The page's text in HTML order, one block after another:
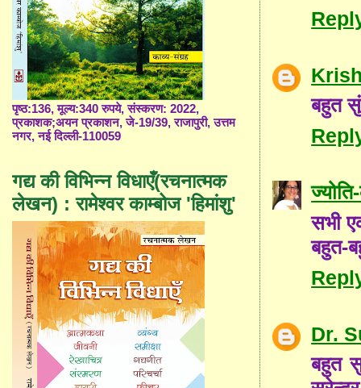
बहुत
सभी
बहुत-
Dr.
बहुत
पृष्ठ:136, मूल्य:340 रुपये, संस्करण: 2022,
प्रकाशक;अयन प्रकाशन, जे-19/39, राजापुरी, उत्तम
नगर, नई दिल्ली-110059
गद्य की विभिन्न विधाएँ(रचनात्मक
लेखन) : रामेश्वर काम्बोज 'हिमांशु'